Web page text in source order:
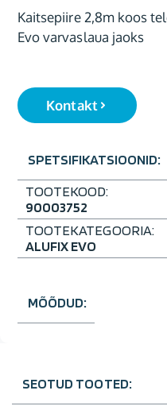
Kaitsepiire 2,8m koos
Evo varvaslaua jaoks
Kontakt
SPETSIFIKATSIOONID:
TOOTEKOOD:
90003752
TOOTEKATEGOORIA:
ALUFIX EVO
MÕÕDUD:
SEOTUD TOOTED: